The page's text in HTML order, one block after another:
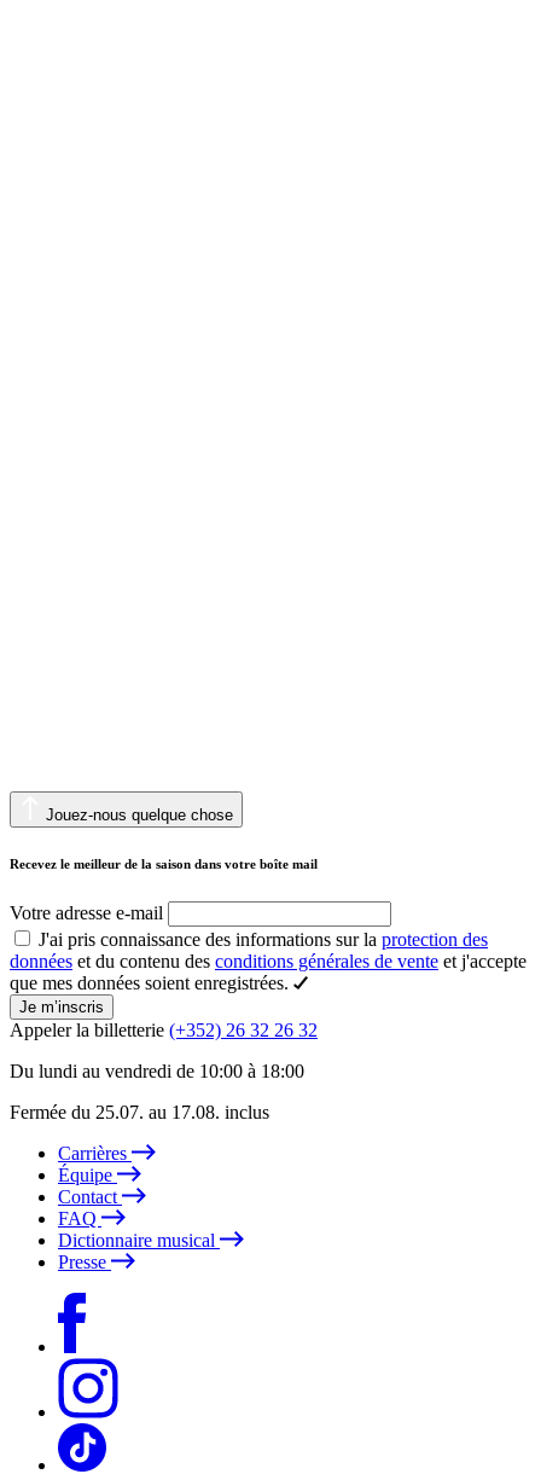
Jouez-nous quelque chose
Recevez le meilleur de la saison dans votre boîte mail
Votre adresse e-mail
J'ai pris connaissance des informations sur la protection des
données et du contenu des conditions générales de vente et j'accepte
que mes données soient enregistrées.
Je m’inscris
Appeler la billetterie (+352) 26 32 26 32
Du lundi au vendredi de 10:00 à 18:00
Fermée du 25.07. au 17.08. inclus
Carrières
Équipe
Contact
FAQ
Dictionnaire musical
Presse